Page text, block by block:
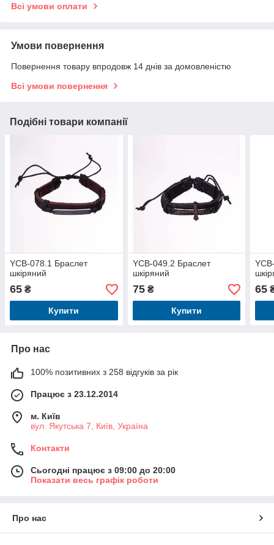
Всі умови оплати
Умови повернення
Повернення товару впродовж 14 днів за домовленістю
Всі умови повернення
Подібні товари компанії
YCB-078.1 Браслет
шкіряний
65 ₴
Купити
YCB-049.2 Браслет
шкіряний
75₴
Купити
65
Про нас
100% позитивних з 258 відгуків за рік
Працює з 23.12.2014
м. Київ
вул. Якутська 7, Київ, Україна
Контакти
Сьогодні працює з 09:00 до 20:00
Показати весь графік роботи
Про нас